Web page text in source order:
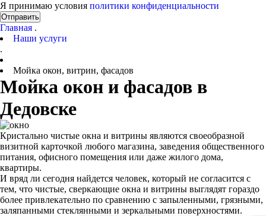
Я принимаю условия политики конфиденциальности
Отправить
Главная .
Наши услуги
.
Мойка окон, витрин, фасадов
Мойка окон и фасадов в
Дедовске
Кристально чистые окна и витрины являются своеобразной
визитной карточкой любого магазина, заведения общественного
питания, офисного помещения или даже жилого дома,
квартиры.
И вряд ли сегодня найдется человек, который не согласится с
тем, что чистые, сверкающие окна и витрины выглядят гораздо
более привлекательно по сравнению с запыленными, грязными,
заляпанными стеклянными и зеркальными поверхностями.